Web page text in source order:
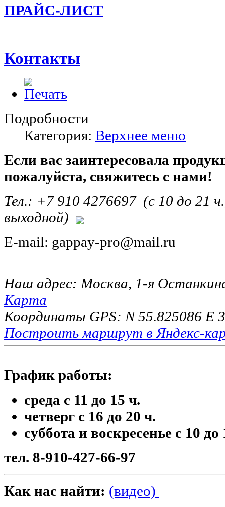
ПРАЙС-ЛИСТ
Контакты
Подробности
Категория: Верхнее меню
Если вас заинтересовала
пожалуйста, свяжитесь с нами!
Тел.: +7 910 4276697 (с 10 до 21
выходной)
E-mail: gappay-pro@mail.ru
Наш адрес: Москва, 1-я
Карта
Координаты GPS: N 55.825086 E
Построить маршрут в Яндекс-
График работы:
среда с 11 до 15 ч.
четверг с 16 до 20 ч.
суббота и воскресенье с 10 до
тел. 8-910-427-66-97
Как нас найти: (видео)